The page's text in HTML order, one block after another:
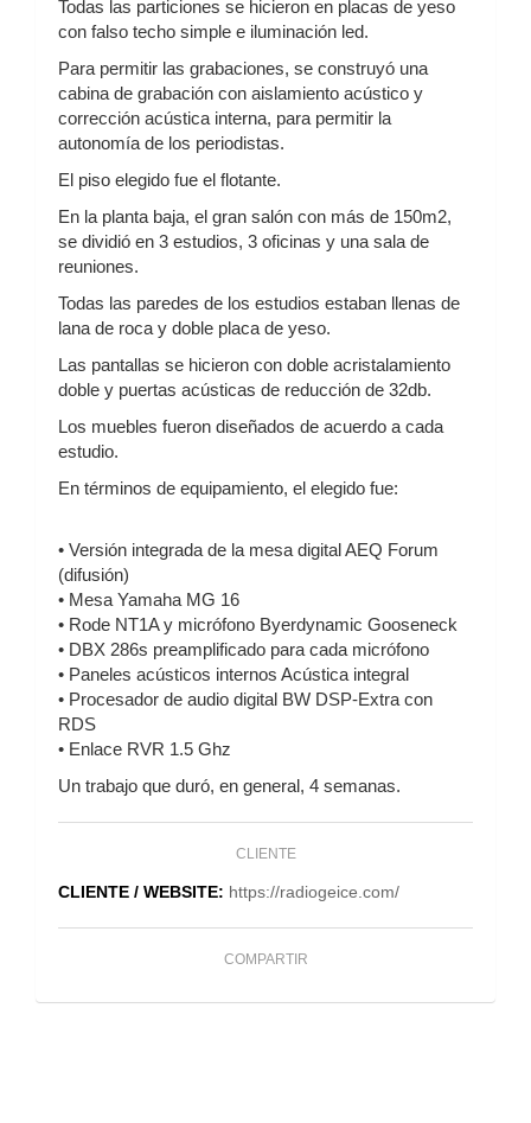
Todas las particiones se hicieron en placas de yeso
con falso techo simple e iluminación led.
Para permitir las grabaciones, se construyó una
cabina de grabación con aislamiento acústico y
corrección acústica interna, para permitir la
autonomía de los periodistas.
El piso elegido fue el flotante.
En la planta baja, el gran salón con más de 150m2,
se dividió en 3 estudios, 3 oficinas y una sala de
reuniones.
Todas las paredes de los estudios estaban llenas de
lana de roca y doble placa de yeso.
Las pantallas se hicieron con doble acristalamiento
doble y puertas acústicas de reducción de 32db.
Los muebles fueron diseñados de acuerdo a cada
estudio.
En términos de equipamiento, el elegido fue:
• Versión integrada de la mesa digital AEQ Forum
(difusión)
• Mesa Yamaha MG 16
• Rode NT1A y micrófono Byerdynamic Gooseneck
• DBX 286s preamplificado para cada micrófono
• Paneles acústicos internos Acústica integral
• Procesador de audio digital BW DSP-Extra con
RDS
• Enlace RVR 1.5 Ghz
Un trabajo que duró, en general, 4 semanas.
CLIENTE
CLIENTE / WEBSITE: https://radiogeice.com/
COMPARTIR